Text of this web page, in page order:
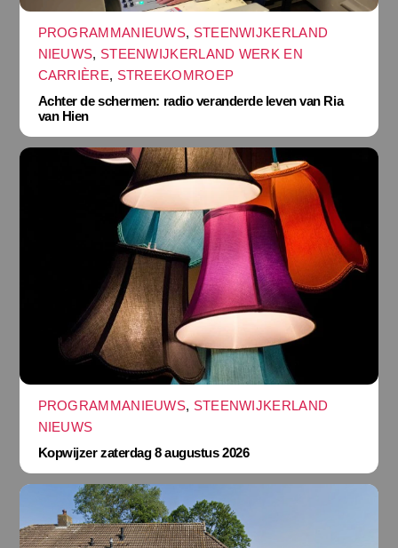
PROGRAMMANIEUWS, STEENWIJKERLAND
NIEUWS, STEENWIJKERLAND WERK EN
CARRIÈRE, STREEKOMROEP
Achter de schermen: radio veranderde leven van Ria
van Hien
PROGRAMMANIEUWS, STEENWIJKERLAND
NIEUWS
Kopwijzer zaterdag 8 augustus 2026